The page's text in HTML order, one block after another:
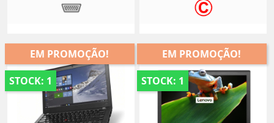
EM PROMOÇÃO!
STOCK: 1
EM PROMOÇÃO!
STOCK: 1